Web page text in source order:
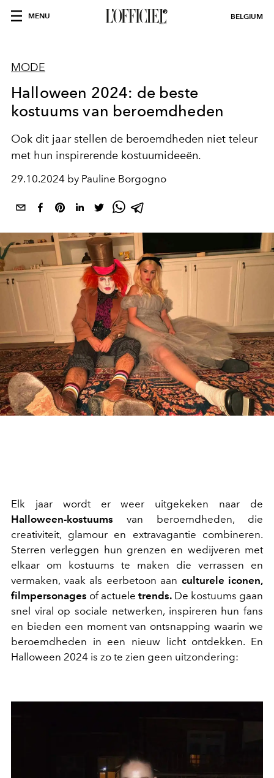
MENU BELGIUM
MODE
Halloween 2024: de beste
kostuums van beroemdheden
Ook dit jaar stellen de beroemdheden niet teleur
met hun inspirerende kostuumideeën.
29.10.2024 by Pauline Borgogno
Elk jaar wordt er weer uitgekeken naar de
Halloween-kostuums van beroemdheden, die
creativiteit, glamour en extravagantie combineren.
Sterren verleggen hun grenzen en wedijveren met
elkaar om kostuums te maken die verrassen en
vermaken, vaak als eerbetoon aan culturele iconen,
filmpersonages of actuele trends. De kostuums gaan
snel viral op sociale netwerken, inspireren hun fans
en bieden een moment van ontsnapping waarin we
beroemdheden in een nieuw licht ontdekken. En
Halloween 2024 is zo te zien geen uitzondering: